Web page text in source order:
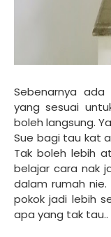
Sebenarnya
yang sesuai
boleh langsung.
Sue bagi tau kat
Tak boleh lebih
belajar cara nak
dalam rumah
pokok jadi lebih
apa yang tak tau..